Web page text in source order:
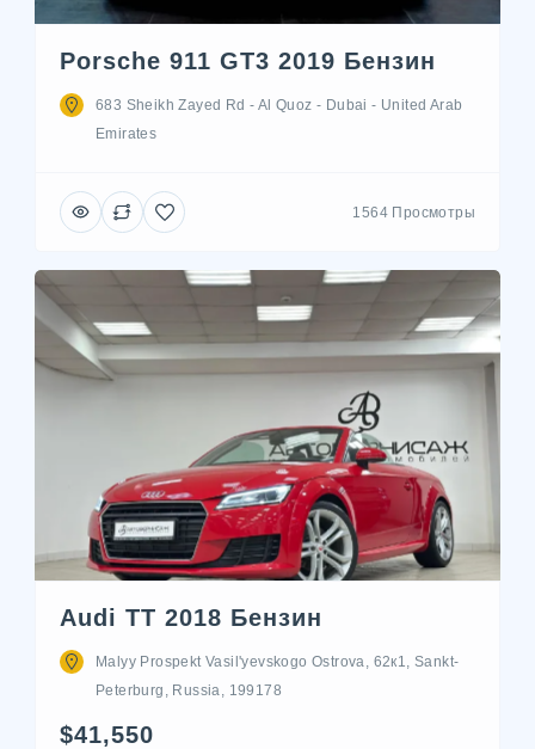
Porsche 911 GT3 2019 Бензин
683 Sheikh Zayed Rd - Al Quoz - Dubai - United Arab
Emirates
1564 Просмотры
Audi TT 2018 Бензин
Malyy Prospekt Vasil'yevskogo Ostrova, 62к1, Sankt-
Peterburg, Russia, 199178
$41,550